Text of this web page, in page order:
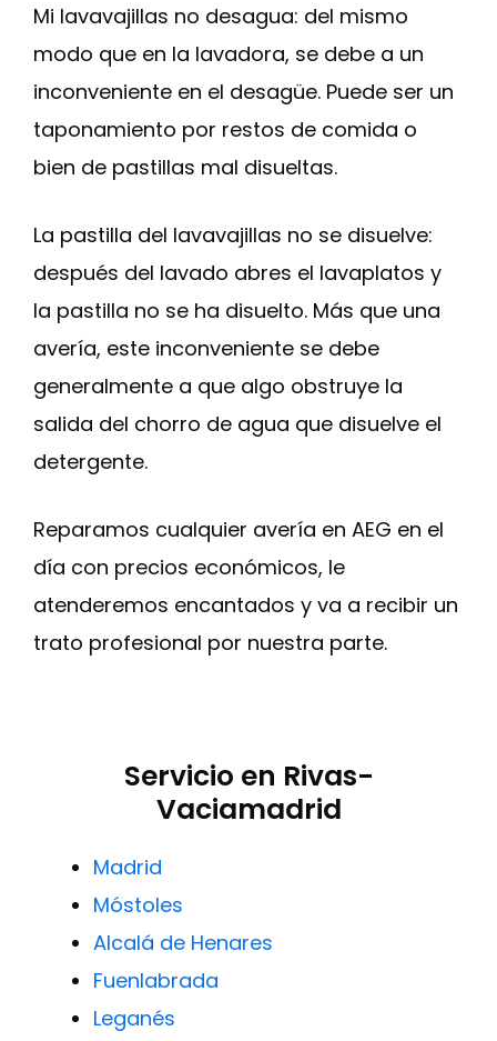
Mi lavavajillas no desagua: del mismo
modo que en la lavadora, se debe a un
inconveniente en el desagüe. Puede ser un
taponamiento por restos de comida o
bien de pastillas mal disueltas.
La pastilla del lavavajillas no se disuelve:
después del lavado abres el lavaplatos y
la pastilla no se ha disuelto. Más que una
avería, este inconveniente se debe
generalmente a que algo obstruye la
salida del chorro de agua que disuelve el
detergente.
Reparamos cualquier avería en AEG en el
día con precios económicos, le
atenderemos encantados y va a recibir un
trato profesional por nuestra parte.
Servicio en Rivas-
Vaciamadrid
Madrid
Móstoles
Alcalá de Henares
Fuenlabrada
Leganés